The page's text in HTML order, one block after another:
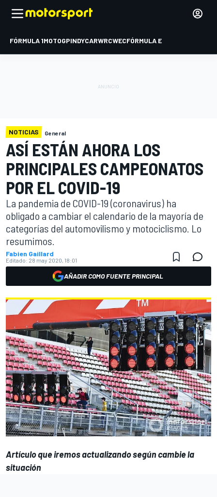
FÓRMULA 1MOTOGPINDYCARWRCWECFÓRMULA E
NOTICIAS General
ASÍ ESTÁN AHORA LOS
PRINCIPALES CAMPEONATOS
POR EL COVID-19
La pandemia de COVID-19 (coronavirus) ha
obligado a cambiar el calendario de la mayoría de
categorías del automovilismo y motociclismo. Lo
resumimos.
Fabien Gaillard
Editado: 28 may 2020, 18:01
AÑADIR COMO FUENTE PRINCIPAL
Artículo que iremos actualizando según cambie la
situación